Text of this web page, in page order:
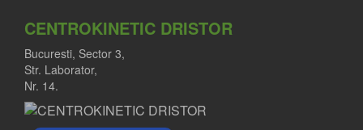
CENTROKINETIC DRISTOR
Bucuresti, Sector 3,
Str. Laborator,
Nr. 14.